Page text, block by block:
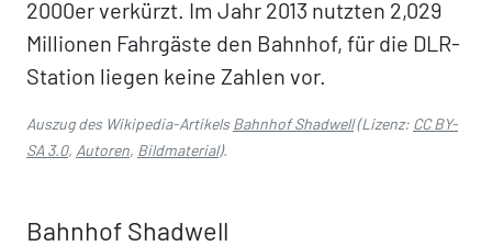
2000er verkürzt. Im Jahr 2013 nutzten 2,029
Millionen Fahrgäste den Bahnhof, für die DLR-
Station liegen keine Zahlen vor.
Auszug des Wikipedia-ArtikelsBahnhof Shadwell(Lizenz: CC BY-
SA 3.0, Autoren, Bildmaterial).
Bahnhof Shadwell